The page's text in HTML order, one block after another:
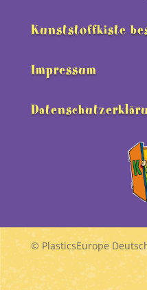
Kunststoffkiste
Impressum
© PlasticsEurope